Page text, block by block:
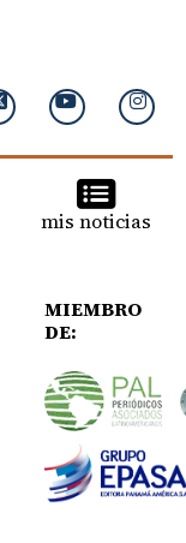
mis noticias
MIEMBRO
DE: